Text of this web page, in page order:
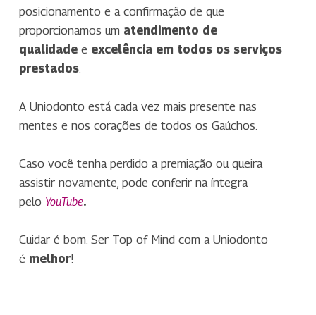
posicionamento e a confirmação de que
proporcionamos um atendimento de
qualidadee excelência em todos os serviços
prestados.
A Uniodonto está cada vez mais presente nas
mentes e nos corações de todos os Gaúchos.
Caso você tenha perdido a premiação ou queira
assistir novamente, pode conferir na íntegra
pelo YouTube.
Cuidar é bom. Ser Top of Mind com a Uniodonto
é melhor!